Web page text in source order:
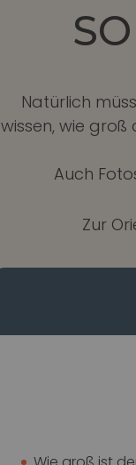
Natürlich
wissen, wie
Auch
Zur